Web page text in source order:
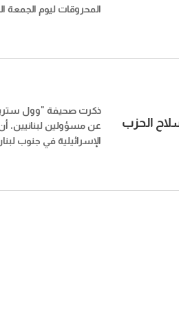
الحزب
ذكرت صحيفة "​وول
عن مسؤولين ​لبنانيين،
الإسرائيلية في جنوب